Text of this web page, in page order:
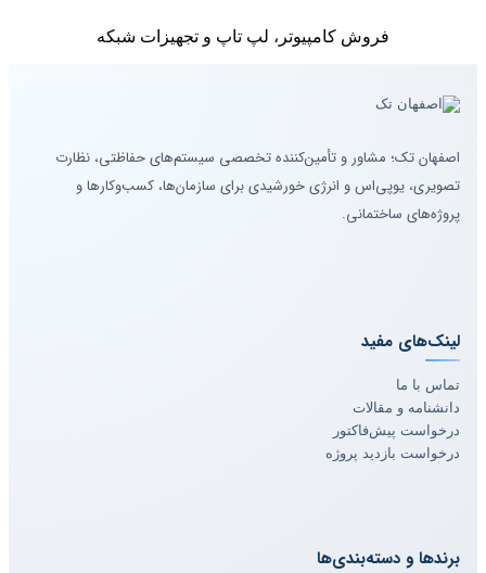
فروش کامپیوتر، لپ تاپ و تجهیزات شبکه
اصفهان تک؛ مشاور و تأمین‌کننده تخصصی سیستم‌های حفاظتی، نظارت
تصویری، یوپی‌اس و انرژی خورشیدی برای سازمان‌ها، کسب‌وکارها و
پروژه‌های ساختمانی.
لینک‌های مفید
تماس با ما
دانشنامه و مقالات
درخواست پیش‌فاکتور
درخواست بازدید پروژه
برندها و دسته‌بندی‌ها